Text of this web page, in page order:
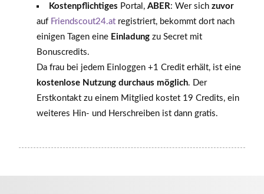
Kostenpflichtiges Portal, ABER: Wer sich zuvor
auf Friendscout24.at registriert, bekommt dort nach
einigen Tagen eine Einladung zu Secret mit
Bonuscredits.
Da frau bei jedem Einloggen +1 Credit erhält, ist eine
kostenlose Nutzung durchaus möglich. Der
Erstkontakt zu einem Mitglied kostet 19 Credits, ein
weiteres Hin- und Herschreiben ist dann gratis.